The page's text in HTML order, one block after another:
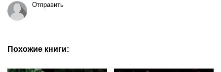
Отправить
Похожие книги: